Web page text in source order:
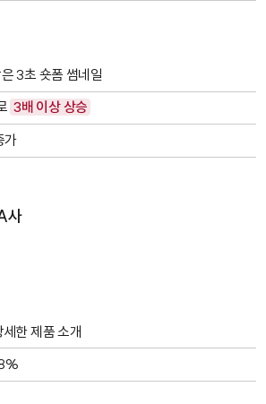
3초 숏폼 썸네일
3배 이상 상승
가
사
한 제품 소개